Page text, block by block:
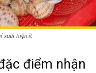
xuất hiện ít
điểm nhận